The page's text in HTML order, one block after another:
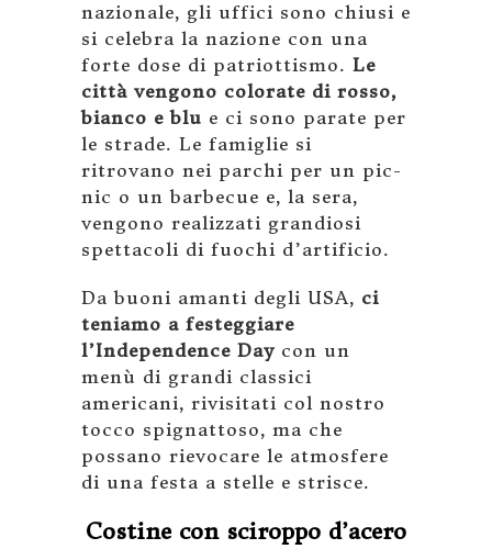
nazionale, gli uffici sono chiusi e
si celebra la nazione con una
forte dose di patriottismo. Le
città vengono colorate di rosso,
bianco e blu e ci sono parate per
le strade. Le famiglie si
ritrovano nei parchi per un pic-
nic o un barbecue e, la sera,
vengono realizzati grandiosi
spettacoli di fuochi d’artificio.
Da buoni amanti degli USA, ci
teniamo a festeggiare
l’Independence Daycon un
menù di grandi classici
americani, rivisitati col nostro
tocco spignattoso, ma che
possano rievocare le atmosfere
di una festa a stelle e strisce.
Costine con sciroppo d’acero